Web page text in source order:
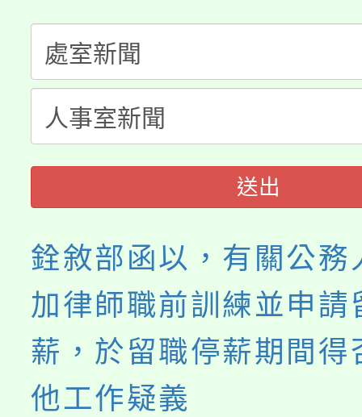
程，歡迎學生輔導中心
心理、諮商輔導、社會
系所師生報名參加。
門員」簡章及活動海報
踴躍報名參加。
要點
「桃園市補助參觀特色
展演活動實施計畫」
115年度「教育部表揚
義教育推展貢獻獎」
送出
銓敘部函以，有關公務
加律師職前訓練並申請
薪，於留職停薪期間得
他工作疑義